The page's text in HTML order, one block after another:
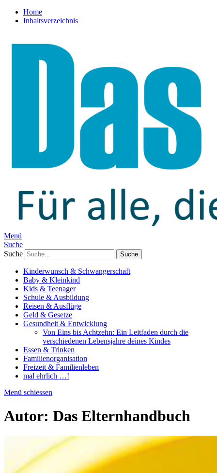
Home
Inhaltsverzeichnis
Menü
Suche
Suche
Kinderwunsch & Schwangerschaft
Baby & Kleinkind
Kids & Teenager
Schule & Ausbildung
Reisen & Ausflüge
Geld & Gesetze
Gesundheit & Entwicklung
Von Eins bis Achtzehn: Ein Leitfaden durch die
verschiedenen Lebensjahre deines Kindes
Essen & Trinken
Familienorganisation
Freizeit & Familienleben
mal ehrlich …!
Menü schiessen
Autor: Das Elternhandbuch